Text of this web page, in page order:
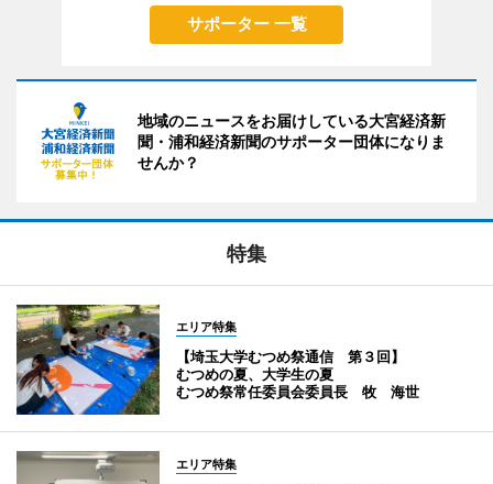
サポーター 一覧
地域のニュースをお届けしている大宮経済新
聞・浦和経済新聞のサポーター団体になりま
せんか？
特集
エリア特集
【埼玉大学むつめ祭通信 第３回】
むつめの夏、大学生の夏
むつめ祭常任委員会委員長 牧 海世
エリア特集